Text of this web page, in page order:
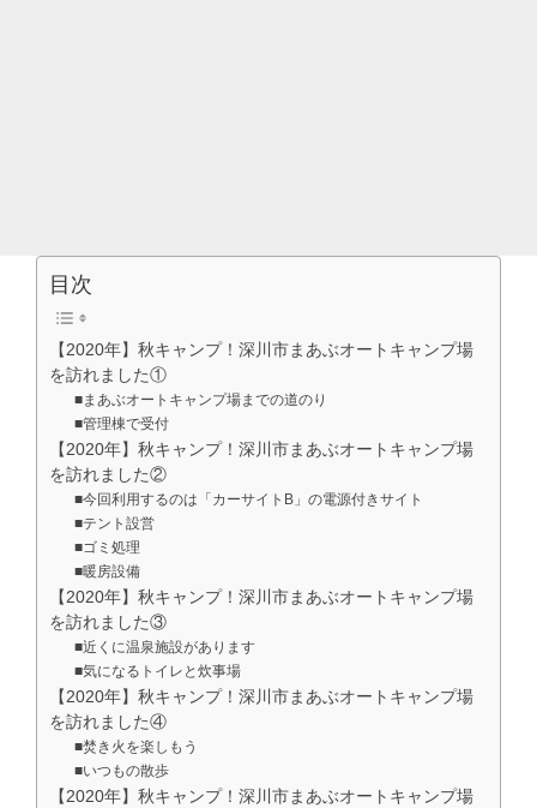
目次
【2020年】秋キャンプ！深川市まあぶオートキャンプ場
を訪れました①
■まあぶオートキャンプ場までの道のり
■管理棟で受付
【2020年】秋キャンプ！深川市まあぶオートキャンプ場
を訪れました②
■今回利用するのは「カーサイトB」の電源付きサイト
■テント設営
■ゴミ処理
■暖房設備
【2020年】秋キャンプ！深川市まあぶオートキャンプ場
を訪れました③
■近くに温泉施設があります
■気になるトイレと炊事場
【2020年】秋キャンプ！深川市まあぶオートキャンプ場
を訪れました④
■焚き火を楽しもう
■いつもの散歩
【2020年】秋キャンプ！深川市まあぶオートキャンプ場